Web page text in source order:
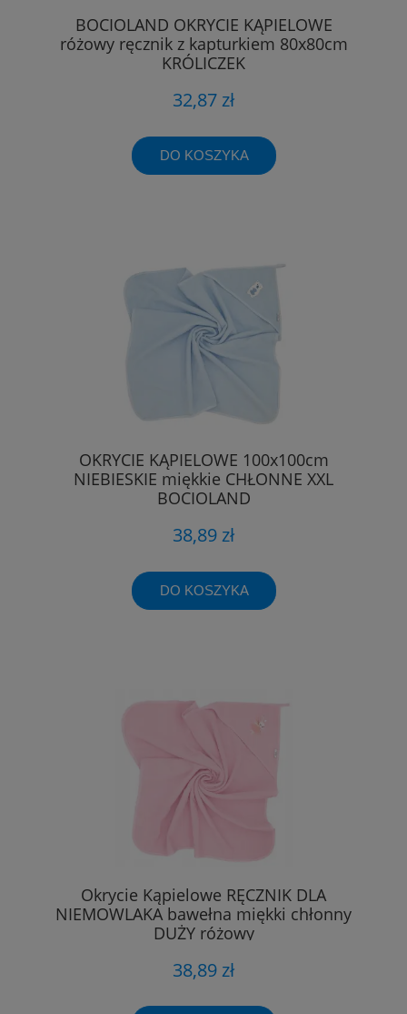
BOCIOLAND OKRYCIE KĄPIELOWE
różowy ręcznik z kapturkiem 80x80cm
KRÓLICZEK
32,87 zł
DO KOSZYKA
OKRYCIE KĄPIELOWE 100x100cm
NIEBIESKIE miękkie CHŁONNE XXL
BOCIOLAND
38,89 zł
DO KOSZYKA
Okrycie Kąpielowe RĘCZNIK DLA
NIEMOWLAKA bawełna miękki chłonny
DUŻY różowy
38,89 zł